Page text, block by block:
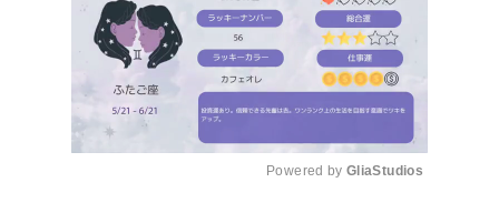
Powered by GliaStudios